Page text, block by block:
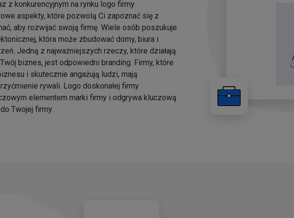
z konkurencyjnym na rynku logo firmy
aspekty, które pozwolą Ci zapoznać się z
aby rozwijać swoją firmę. Wiele osób poszukuje
która może zbudować domy, biura i
Jedną z najważniejszych rzeczy, które działają
biznes, jest odpowiedni branding. Firmy, które
i skutecznie angażują ludzi, mają
rywali. Logo doskonałej firmy
elementem marki firmy i odgrywa kluczową
Twojej firmy.